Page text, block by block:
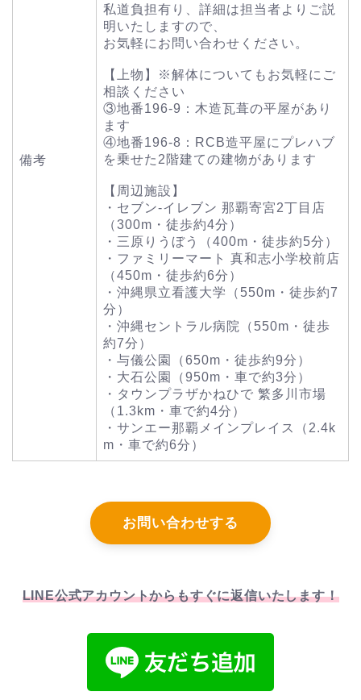
備考
私道負担有り、詳細は担当者よりご説
明いたしますので、
お気軽にお問い合わせください。
【上物】※解体についてもお気軽にご
相談ください
③地番196-9：木造瓦葺の平屋があり
ます
④地番196-8：RCB造平屋にプレハブ
を乗せた2階建ての建物があります
【周辺施設】
・セブン-イレブン 那覇寄宮2丁目店
（300m・徒歩約4分）
・三原りうぼう（400m・徒歩約5分）
・ファミリーマート 真和志小学校前店
（450m・徒歩約6分）
・沖縄県立看護大学（550m・徒歩約7
分）
・沖縄セントラル病院（550m・徒歩
約7分）
・与儀公園（650m・徒歩約9分）
・大石公園（950m・車で約3分）
・タウンプラザかねひで 繁多川市場
（1.3km・車で約4分）
・サンエー那覇メインプレイス（2.4k
m・車で約6分）
お問い合わせする
LINE公式アカウントからもすぐに返信いたします！